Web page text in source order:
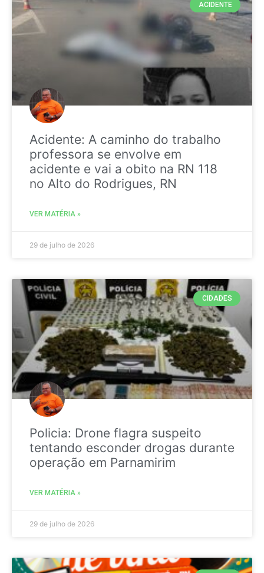
ACIDENTE
Acidente: A caminho do trabalho
professora se envolve em
acidente e vai a obito na RN 118
no Alto do Rodrigues, RN
VER MATÉRIA »
29 de julho de 2026
CIDADES
Policia: Drone flagra suspeito
tentando esconder drogas durante
operação em Parnamirim
VER MATÉRIA »
29 de julho de 2026